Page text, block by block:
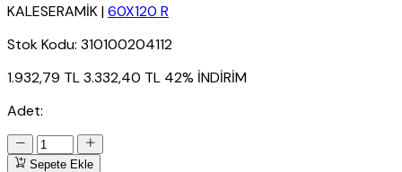
KALESERAMİK|60X120 R
Stok Kodu: 310100204112
1.932,79 TL3.332,40 TL 42% İNDİRİM
Adet:
Sepete Ekle